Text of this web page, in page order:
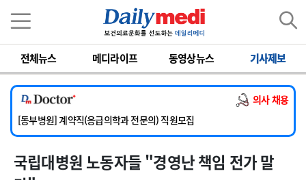
전체뉴스 메디라이프 동영상뉴스 기사제보
의사 채용
[서울아산병원] 2026년 하반기 인턴 모집
[영남대학교의료원] 마취통증의학과 임기제 임상의사 채용
[충남대학교병원] 소아청소년과(소아응급전담) 계약직 의사 공개채용
[동부병원] 계약직(응급의학과 전문의) 직원모집
[이대목동병원] 하반기 전공의(레지던트1년차) 모집
[서울아산병원] 2026년 하반기 인턴 모집
[영남대학교의료원] 마취통증의학과 임기제 임상의사 채용
국립대병원 노동자들 "경영난 책임 전가 말